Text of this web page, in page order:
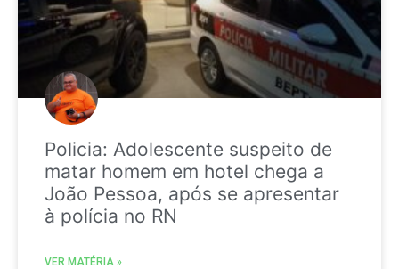
Policia: Adolescente suspeito de
matar homem em hotel chega a
João Pessoa, após se apresentar
à polícia no RN
VER MATÉRIA »